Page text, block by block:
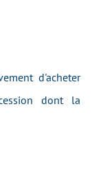
d'acheter
dont la